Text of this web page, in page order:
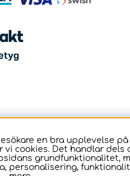
en bra upplevelse på
vi cookies. Det handlar dels
grundfunktionalitet,
personalisering,